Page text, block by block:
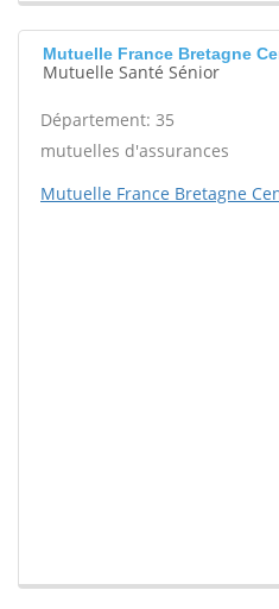
Mutuelle France Bretagne
Mutuelle Santé Sénior
Département: 35
mutuelles d'assurances
Mutuelle France Bretagne